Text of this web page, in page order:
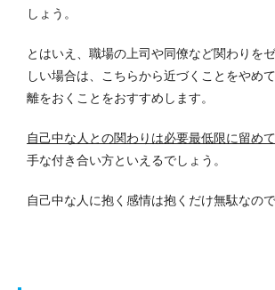
しょう。
とはいえ、職場の上司や同僚など関わりを
しい場合は、こちらから近づくことをやめ
離をおくことをおすすめします。
自己中な人との関わりは必要最低限に留め
手な付き合い方といえるでしょう。
自己中な人に抱く感情は抱くだけ無駄なので